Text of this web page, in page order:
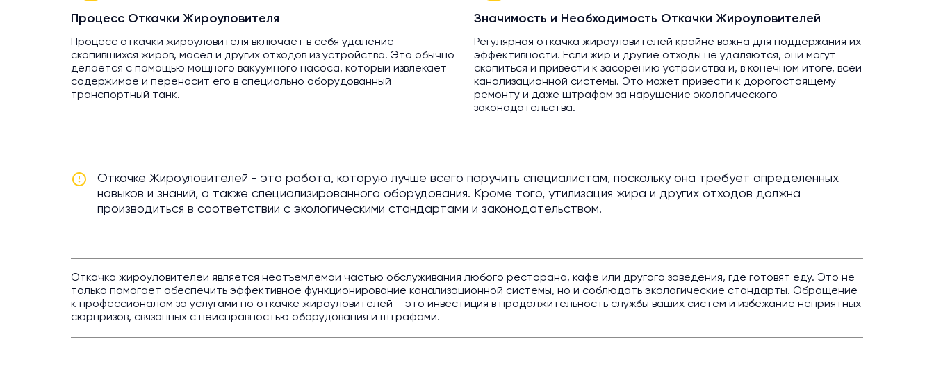
Процесс Откачки Жироуловителя
Процесс откачки жироуловителя включает в себя удаление
скопившихся жиров, масел и других отходов из устройства. Это обычно
делается с помощью мощного вакуумного насоса, который извлекает
содержимое и переносит его в специально оборудованный
транспортный танк.
Значимость и Необходимость Откачки Жироуловителей
Регулярная откачка жироуловителей крайне важна для поддержания их
эффективности. Если жир и другие отходы не удаляются, они могут
скопиться и привести к засорению устройства и, в конечном итоге, всей
канализационной системы. Это может привести к дорогостоящему
ремонту и даже штрафам за нарушение экологического
законодательства.
Откачке Жироуловителей - это работа, которую лучше всего поручить специалистам, поскольку она требует определенных
навыков и знаний, а также специализированного оборудования. Кроме того, утилизация жира и других отходов должна
производиться в соответствии с экологическими стандартами и законодательством.
Откачка жироуловителей является неотъемлемой частью обслуживания любого ресторана, кафе или другого заведения, где готовят еду. Это не
только помогает обеспечить эффективное функционирование канализационной системы, но и соблюдать экологические стандарты. Обращение
к профессионалам за услугами по откачке жироуловителей – это инвестиция в продолжительность службы ваших систем и избежание неприятных
сюрпризов, связанных с неисправностью оборудования и штрафами.